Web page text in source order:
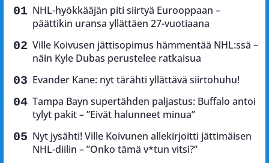
NHL-hyökkääjän piti siirtyä Eurooppaan –
päättikin uransa yllättäen 27-vuotiaana
Ville Koivusen jättisopimus hämmentää NHL:ssä –
näin Kyle Dubas perustelee ratkaisua
Evander Kane: nyt tärähti yllättävä siirtohuhu!
Tampa Bayn supertähden paljastus: Buffalo antoi
tylyt pakit – ”Eivät halunneet minua”
Nyt jysähti! Ville Koivunen allekirjoitti jättimäisen
NHL-diilin – ”Onko tämä v*tun vitsi?”